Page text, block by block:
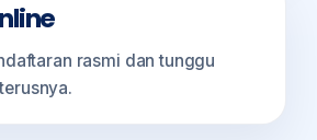
rasmi dan tunggu